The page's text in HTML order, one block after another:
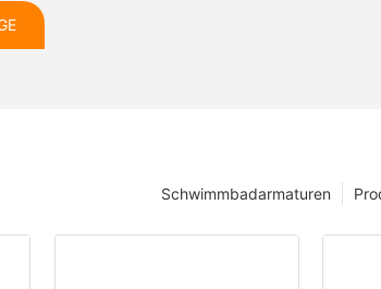
Schwimmbadarmaturen